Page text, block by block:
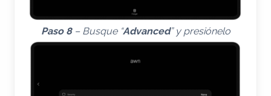
Paso 8– Busque “Advanced” y presiónelo